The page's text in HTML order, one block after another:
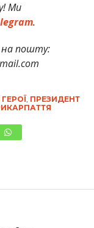
Ми
.
на пошту:
, ПРЕЗИДЕНТ